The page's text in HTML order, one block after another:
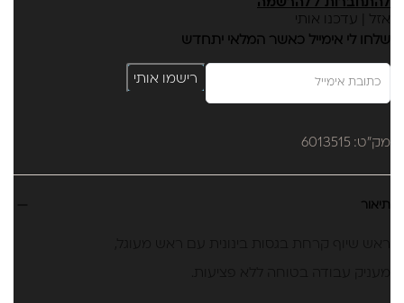
להתחברות / להרשמה
אזל | עדכנו אותי
שלחו לי אימייל כאשר המלאי יתחדש
רישמו אותי
מק"ט: 6013515
תיאור
מעניק עבודה בטוחה ללא פציעות.